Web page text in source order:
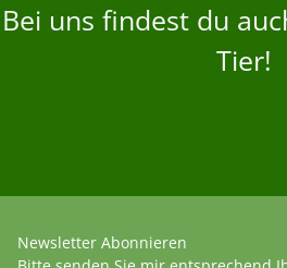
Bei uns findest du
Tier!
Newsletter Abonnieren